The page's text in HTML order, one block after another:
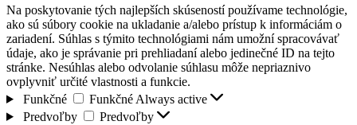
Na poskytovanie tých najlepších skúseností používame technológie,
ako sú súbory cookie na ukladanie a/alebo prístup k informáciám o
zariadení. Súhlas s týmito technológiami nám umožní spracovávať
údaje, ako je správanie pri prehliadaní alebo jedinečné ID na tejto
stránke. Nesúhlas alebo odvolanie súhlasu môže nepriaznivo
ovplyvniť určité vlastnosti a funkcie.
Funkčné
Funkčné Always active
Predvoľby
Predvoľby